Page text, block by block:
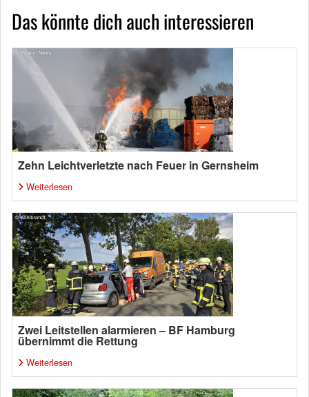
Das könnte dich auch interessieren
Zehn Leichtverletzte nach Feuer in Gernsheim
Weiterlesen
Zwei Leitstellen alarmieren – BF Hamburg
übernimmt die Rettung
Weiterlesen